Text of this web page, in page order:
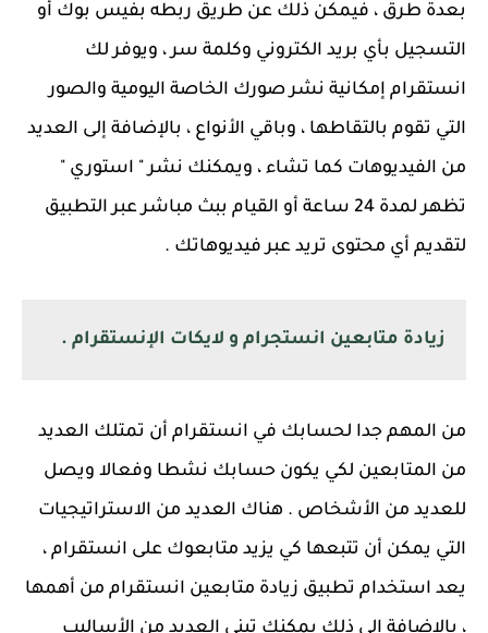
بعدة طرق ، فيمكن ذلك عن طريق ربطه بفيس بوك أو
التسجيل بأي بريد الكتروني وكلمة سر ، ويوفر لك
انستقرام إمكانية نشر صورك الخاصة اليومية والصور
التي تقوم بالتقاطها ، وباقي الأنواع ، بالإضافة إلى العديد
من الفيديوهات كما تشاء ، ويمكنك نشر " استوري "
تظهر لمدة 24 ساعة أو القيام ببث مباشر عبر التطبيق
لتقديم أي محتوى تريد عبر فيديوهاتك .
زيادة متابعين انستجرام و لايكات الإنستقرام .
من المهم جدا لحسابك في انستقرام أن تمتلك العديد
من المتابعين لكي يكون حسابك نشطا وفعالا ويصل
للعديد من الأشخاص . هناك العديد من الاستراتيجيات
التي يمكن أن تتبعها كي يزيد متابعوك على انستقرام ،
يعد استخدام تطبيق زيادة متابعين انستقرام من أهمها
، بالإضافة إلى ذلك يمكنك تبنى العديد من الأساليب